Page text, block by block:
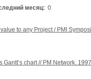
месяц: 0
to any Project / PMI
chart // PM Network.